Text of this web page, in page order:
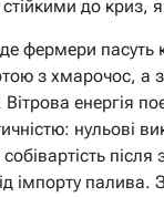
до криз,
фермери пасуть
з хмарочос, а
енергія
нульові
після
імпорту палива.